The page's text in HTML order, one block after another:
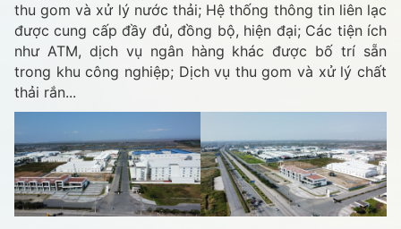
thu gom và xử lý nước thải; Hệ thống thông tin liên lạc
được cung cấp đầy đủ, đồng bộ, hiện đại; Các tiện ích
như ATM, dịch vụ ngân hàng khác được bố trí sẵn
trong khu công nghiệp; Dịch vụ thu gom và xử lý chất
thải rắn...